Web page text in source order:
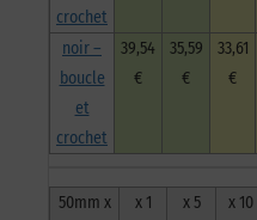
crochet
noir –
boucle
et
crochet
39,54
€
35,59
€
33,61
€
50mm x
x 1 x 5 x 10